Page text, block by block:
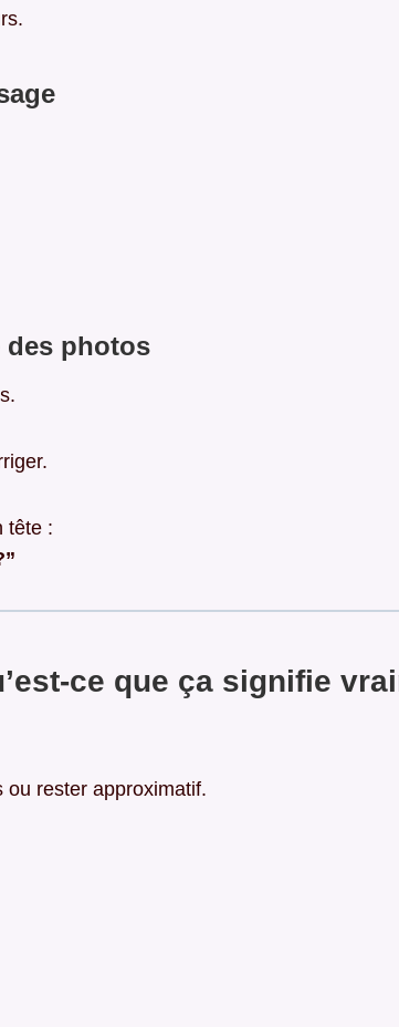
des photos
tête :
ce que ça signifie
rester approximatif.